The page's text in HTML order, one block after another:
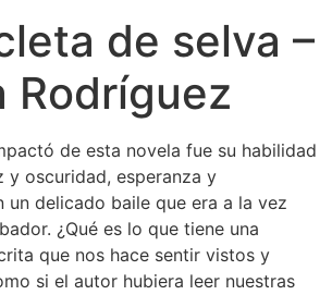
de selva –
Rodríguez
de esta novela fue su habilidad
y oscuridad, esperanza y
un delicado baile que era a la vez
¿Qué es lo que tiene una
que nos hace sentir vistos y
si el autor hubiera leer nuestras